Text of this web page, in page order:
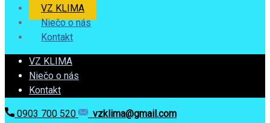
VZ KLIMA
Niečo o nás
Kontakt
VZ KLIMA
Niečo o nás
Kontakt
0903 700 520 vzklima@gmail.com